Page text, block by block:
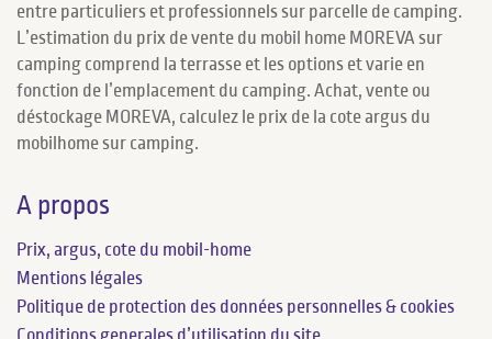
entre particuliers et professionnels sur parcelle de camping.
L’estimation du prix de vente du mobil home MOREVA sur
camping comprend la terrasse et les options et varie en
fonction de l’emplacement du camping. Achat, vente ou
déstockage MOREVA, calculez le prix de la cote argus du
mobilhome sur camping.
A propos
Prix, argus, cote du mobil-home
Mentions légales
Politique de protection des données personnelles & cookies